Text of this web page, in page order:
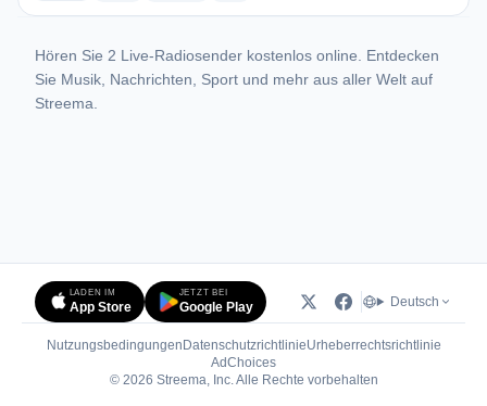
Hören Sie 2 Live-Radiosender kostenlos online. Entdecken
Sie Musik, Nachrichten, Sport und mehr aus aller Welt auf
Streema.
LADEN IM
App Store
JETZT BEI
Google Play Deutsch
Nutzungsbedingungen DatenschutzrichtlinieUrheberrechtsrichtlinie
AdChoices(öffnet in neuem Tab)
© 2026 Streema, Inc. Alle Rechte vorbehalten